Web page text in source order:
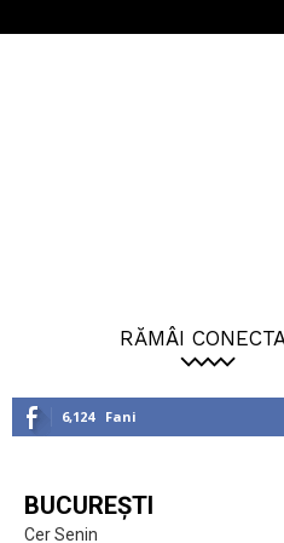
RĂMÂI
6,124 Fani
BUCUREȘTI
Cer Senin